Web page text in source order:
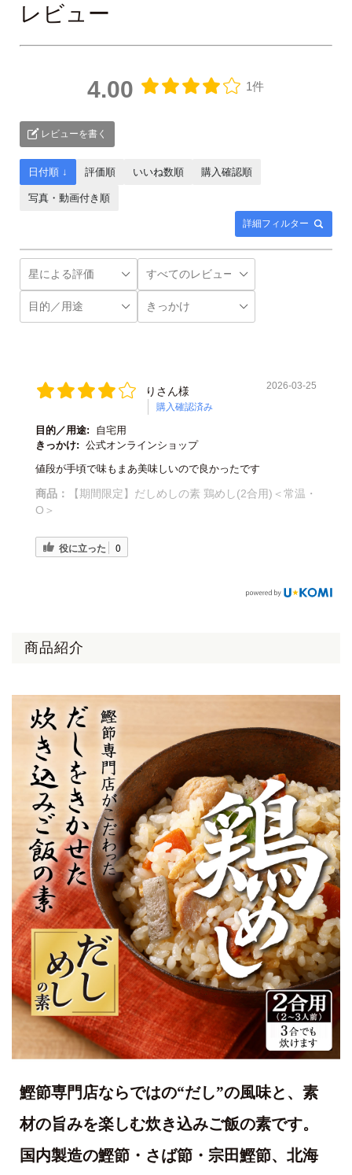
レビュー
4.00 1件
レビューを書く
詳細フィルター
日付順 ↓ 評価順 いいね数順 購入確認順
写真・動画付き順
りさん様
購入確認済み
2026-03-25
目的／用途:
自宅用
きっかけ: 公式オンラインショップ
値段が手頃で味もまあ美味しいので良かったです
商品：
【期間限定】だしめしの素 鶏めし(2合用)＜常温・
O＞
役に立った 0
商品紹介
鰹節専門店ならではの“だし”の風味と、素
材の旨みを楽しむ炊き込みご飯の素です。
国内製造の鰹節・さば節・宗田鰹節、北海